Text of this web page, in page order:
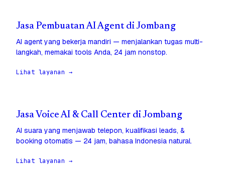
Jasa Pembuatan AI Agent di Jombang
AI agent yang bekerja mandiri — menjalankan tugas multi-
langkah, memakai tools Anda, 24 jam nonstop.
Lihat layanan →
Jasa Voice AI & Call Center di Jombang
AI suara yang menjawab telepon, kualifikasi leads, &
booking otomatis — 24 jam, bahasa Indonesia natural.
Lihat layanan →